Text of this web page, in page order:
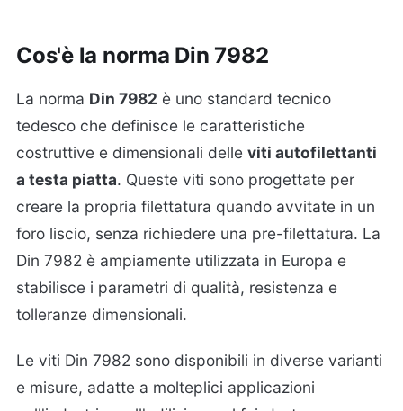
Cos'è la norma Din 7982
La norma Din 7982 è uno standard tecnico
tedesco che definisce le caratteristiche
costruttive e dimensionali delle viti autofilettanti
a testa piatta. Queste viti sono progettate per
creare la propria filettatura quando avvitate in un
foro liscio, senza richiedere una pre-filettatura. La
Din 7982 è ampiamente utilizzata in Europa e
stabilisce i parametri di qualità, resistenza e
tolleranze dimensionali.
Le viti Din 7982 sono disponibili in diverse varianti
e misure, adatte a molteplici applicazioni